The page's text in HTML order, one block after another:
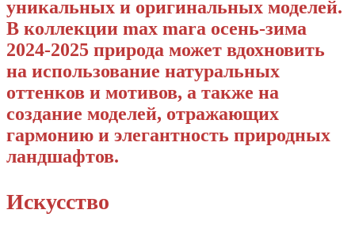
уникальных и оригинальных моделей.
В коллекции max mara осень-зима
2024-2025 природа может вдохновить
на использование натуральных
оттенков и мотивов, а также на
создание моделей, отражающих
гармонию и элегантность природных
ландшафтов.
Искусство